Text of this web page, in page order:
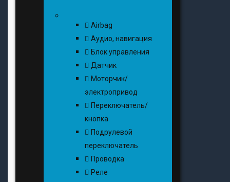
Airbag
Аудио, навигация
Блок управления
Датчик
Моторчик/
электропривод
Переключатель/
кнопка
Подрулевой
переключатель
Проводка
Реле